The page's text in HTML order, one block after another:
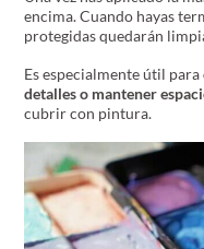
encima. Cuando hayas
protegidas quedarán
Es especialmente útil para
detalles o mantener
cubrir con pintura.